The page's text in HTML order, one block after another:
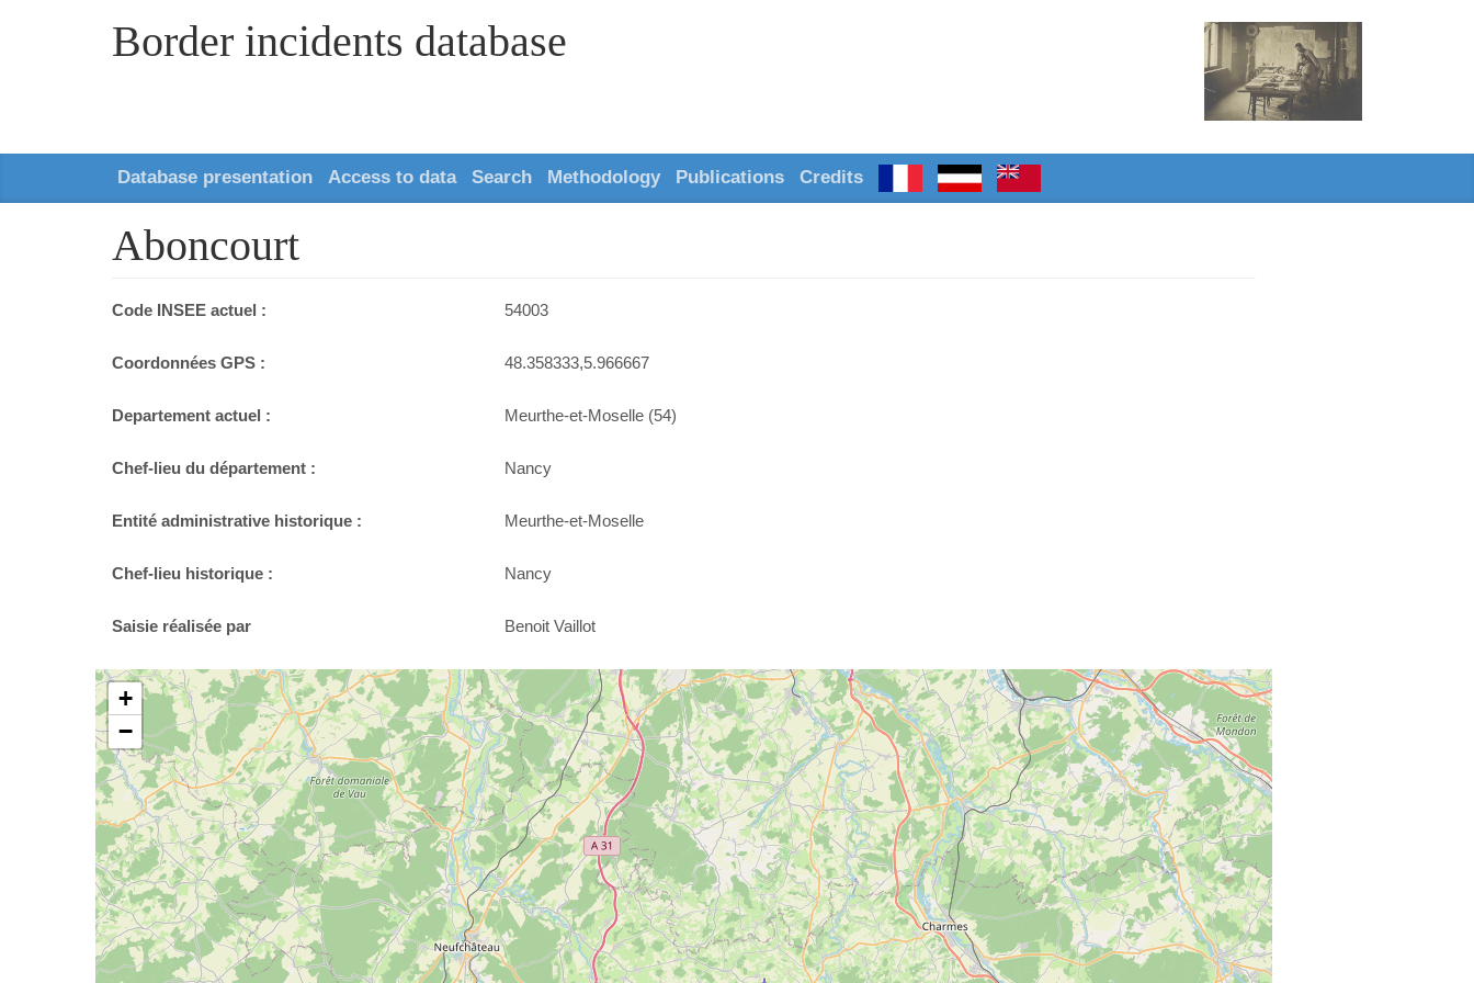
Border incidents database
Database presentation Access to data Search Methodology Publications Credits
Aboncourt
Code INSEE actuel : 54003
Coordonnées GPS : 48.358333,5.966667
Departement actuel : Meurthe-et-Moselle (54)
Chef-lieu du département : Nancy
Entité administrative historique : Meurthe-et-Moselle
Chef-lieu historique : Nancy
Saisie réalisée par Benoit Vaillot
+
−